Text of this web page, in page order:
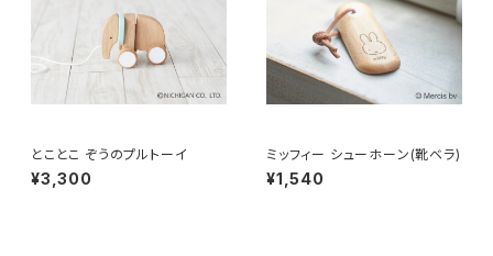
とことこ ぞうのプルトーイ
¥3,300
ミッフィー シューホーン(靴ベラ)
¥1,540